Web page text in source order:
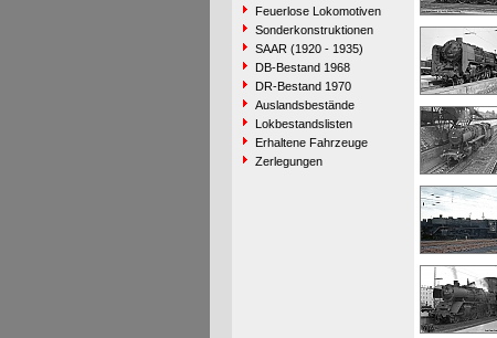
Feuerlose Lokomotiven
Sonderkonstruktionen
SAAR (1920 - 1935)
DB-Bestand 1968
DR-Bestand 1970
Auslandsbestände
Lokbestandslisten
Erhaltene Fahrzeuge
Zerlegungen